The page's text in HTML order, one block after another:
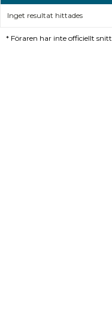
Inget resultat hittades
* Föraren har inte officiellt snitt